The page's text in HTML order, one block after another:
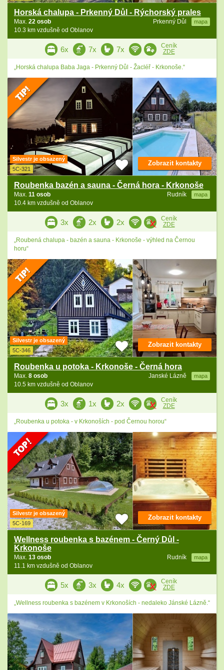
Horská chalupa - Prkenný Důl - Rýchorský prales
Prkenný Důl mapa
Max. 22 osob
10.3 km vzdušně od Oblanov
6x 7x 7x
Ceník
ZDE
„Horská chalupa Baba Jaga - Prkenný Důl - Žacléř - Krkonoše.“
Silvestr je obsazený
5C-321
Roubenka bazén a sauna - Černá hora - Krkonoše
Rudník mapa
Max. 11 osob
10.4 km vzdušně od Oblanov
Zobrazit kontakty
3x 2x 2x
Ceník
ZDE
„Roubená chalupa - bazén a sauna - Krkonoše - výhled na Černou
horu“
Silvestr je obsazený
5C-346
Roubenka u potoka - Krkonoše - Černá hora
Janské Lázně mapa
Max. 8 osob
10.5 km vzdušně od Oblanov
Zobrazit kontakty
3x 1x 2x
Ceník
ZDE
„Roubenka u potoka - v Krkonoších - pod Černou horou“
Silvestr je obsazený
5C-169
Wellness roubenka s bazénem - Černý Důl -
Krkonoše
Rudník mapa
Max. 13 osob
11.1 km vzdušně od Oblanov
Zobrazit kontakty
5x 3x 4x
Ceník
ZDE
„Wellness roubenka s bazénem v Krkonoších - nedaleko Jánské Lázně.“